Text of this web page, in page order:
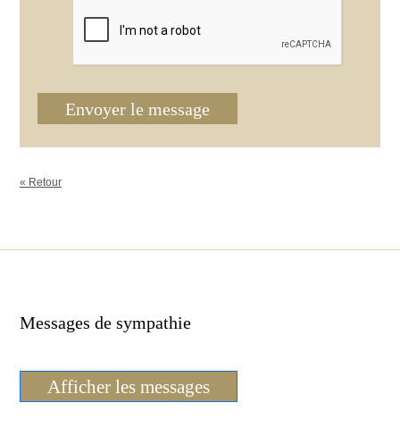
Envoyer le message
« Retour
Messages de sympathie
Afficher les messages